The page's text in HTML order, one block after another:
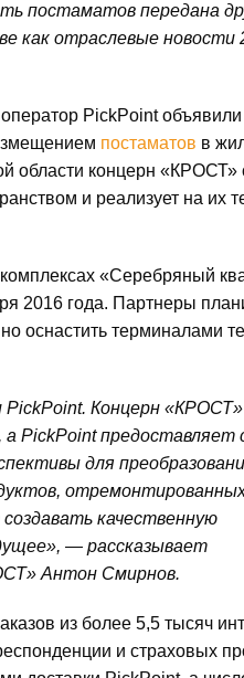
постаматов передана
как отраслевые новости
PickPoint
постаматов в
области концерн «КРОСТ»
и реализует на их
«Серебряный
2016 года. Партнеры
оснастить терминалами
PickPoint. Концерн «КРОСТ»
PickPoint предоставляет
для
качественную
— рассказывает
Антон Смирнов.
из более 5,5 тысяч
и страховых